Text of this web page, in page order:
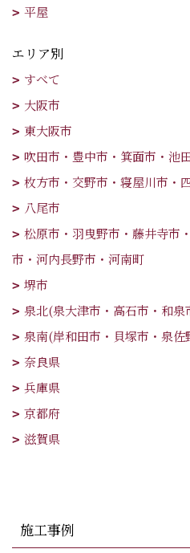
平屋
エリア別
すべて
大阪市
東大阪市
吹田市・豊中市・箕面市・池
枚方市・交野市・寝屋川市・
八尾市
松原市・羽曳野市・藤井寺市
市・河内長野市・河南町
堺市
泉北(泉大津市・高石市・和泉
泉南(岸和田市・貝塚市・泉
奈良県
兵庫県
京都府
滋賀県
施工事例